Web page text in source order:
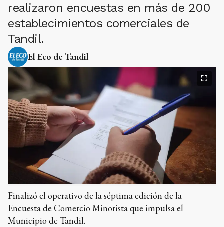
realizaron encuestas en más de 200
establecimientos comerciales de
Tandil.
El Eco de Tandil
Finalizó el operativo de la séptima edición de la
Encuesta de Comercio Minorista que impulsa el
Municipio de Tandil.